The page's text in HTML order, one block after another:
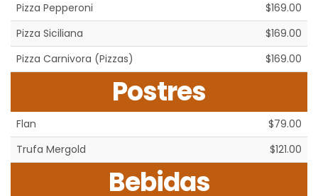
Pizza Pepperoni
$169.00
Pizza Siciliana
$169.00
Pizza Carnivora (Pizzas)
$169.00
Postres
Flan
$79.00
Trufa Mergold
$121.00
Bebidas